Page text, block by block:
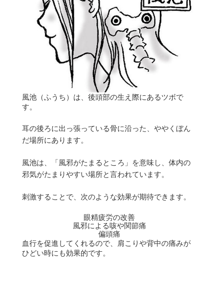
風池（ふうち）は、後頭部の生え際にあるツボで
す。
耳の後ろに出っ張っている骨に沿った、ややくぼん
だ場所にあります。
風池は、「風邪がたまるところ」を意味し、体内の
邪気がたまりやすい場所と言われています。
刺激することで、次のような効果が期待できます。
眼精疲労の改善
風邪による咳や関節痛
偏頭痛
血行を促進してくれるので、肩こりや背中の痛みが
ひどい時にも効果的です。